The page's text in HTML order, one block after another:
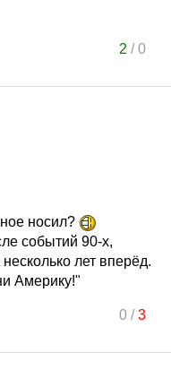
2 /0
носил?
событий 90-х,
лет вперёд.
Америку!"
0/3